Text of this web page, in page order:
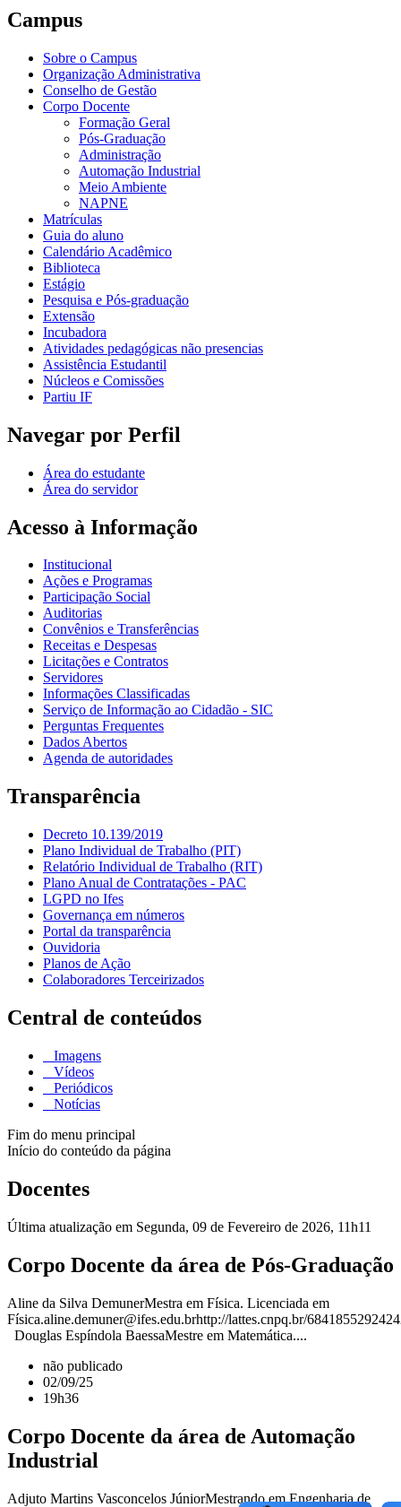
Campus
Sobre o Campus
Organização Administrativa
Conselho de Gestão
Corpo Docente
Formação Geral
Pós-Graduação
Administração
Automação Industrial
Meio Ambiente
NAPNE
Matrículas
Guia do aluno
Calendário Acadêmico
Biblioteca
Estágio
Pesquisa e Pós-graduação
Extensão
Incubadora
Atividades pedagógicas não presencias
Assistência Estudantil
Núcleos e Comissões
Partiu IF
Navegar por Perfil
Área do estudante
Área do servidor
Acesso à Informação
Institucional
Ações e Programas
Participação Social
Auditorias
Convênios e Transferências
Receitas e Despesas
Licitações e Contratos
Servidores
Informações Classificadas
Serviço de Informação ao Cidadão - SIC
Perguntas Frequentes
Dados Abertos
Agenda de autoridades
Transparência
Decreto 10.139/2019
Plano Individual de Trabalho (PIT)
Relatório Individual de Trabalho (RIT)
Plano Anual de Contratações - PAC
LGPD no Ifes
Governança em números
Portal da transparência
Ouvidoria
Planos de Ação
Colaboradores Terceirizados
Central de conteúdos
Imagens
Vídeos
Periódicos
Notícias
Fim do menu principal
Início do conteúdo da página
Docentes
Última atualização em Segunda, 09 de Fevereiro de 2026, 11h11
Corpo Docente da área de Pós-Graduação
Aline da Silva DemunerMestra em Física. Licenciada em
Física.aline.demuner@ifes.edu.brhttp://lattes.cnpq.br/
Douglas Espíndola BaessaMestre em Matemática....
não publicado
02/09/25
19h36
Corpo Docente da área de Automação
Industrial
Adjuto Martins Vasconcelos JúniorMestrando em Engenharia de